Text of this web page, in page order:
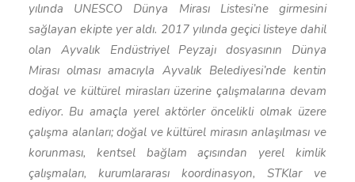
yılında UNESCO Dünya Mirası Listesi’ne girmesini
sağlayan ekipte yer aldı. 2017 yılında geçici listeye dahil
olan Ayvalık Endüstriyel Peyzajı dosyasının Dünya
Mirası olması amacıyla Ayvalık Belediyesi’nde kentin
doğal ve kültürel mirasları üzerine çalışmalarına devam
ediyor. Bu amaçla yerel aktörler öncelikli olmak üzere
çalışma alanları; doğal ve kültürel mirasın anlaşılması ve
korunması, kentsel bağlam açısından yerel kimlik
çalışmaları, kurumlararası koordinasyon, STKlar ve